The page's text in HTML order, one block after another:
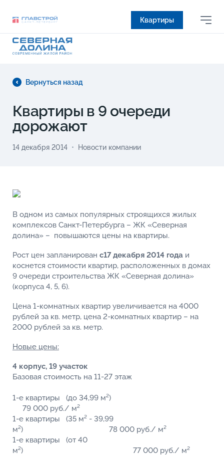
Квартиры
Вернуться назад
Квартиры в 9 очереди
дорожают
14 декабря 2014 Новости компании
В одном из самых популярных строящихся жилых
комплексов Санкт-Петербурга – ЖК «Северная
долина» – повышаются цены на квартиры.
Рост цен запланирован с17 декабря 2014 года и
коснется стоимости квартир, расположенных в домах
9 очереди строительства ЖК «Северная долина»
(корпуса 4, 5, 6).
Цена 1-комнатных квартир увеличивается на 4000
рублей за кв. метр, цена 2-комнатных квартир – на
2000 рублей за кв. метр.
Новые цены:
4 корпус, 19 участок
Базовая стоимость на 11-27 этаж
1-е квартиры (до 34,99 м²)
79 000 руб./ м²
1-е квартиры (35 м² - 39,99
м²) 78 000 руб./ м²
1-е квартиры (от 40
м²) 77 000 руб./ м²